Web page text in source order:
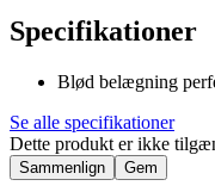
Specifikationer
Blød belægning
Se alle specifikationer
Dette produkt er ikke
Sammenlign Gem